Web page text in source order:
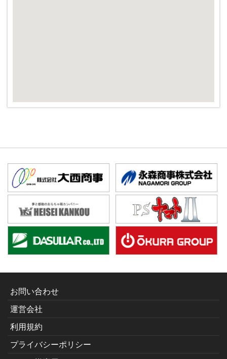
お問い合わせ
運営会社
利用規約
プライバシーポリシー